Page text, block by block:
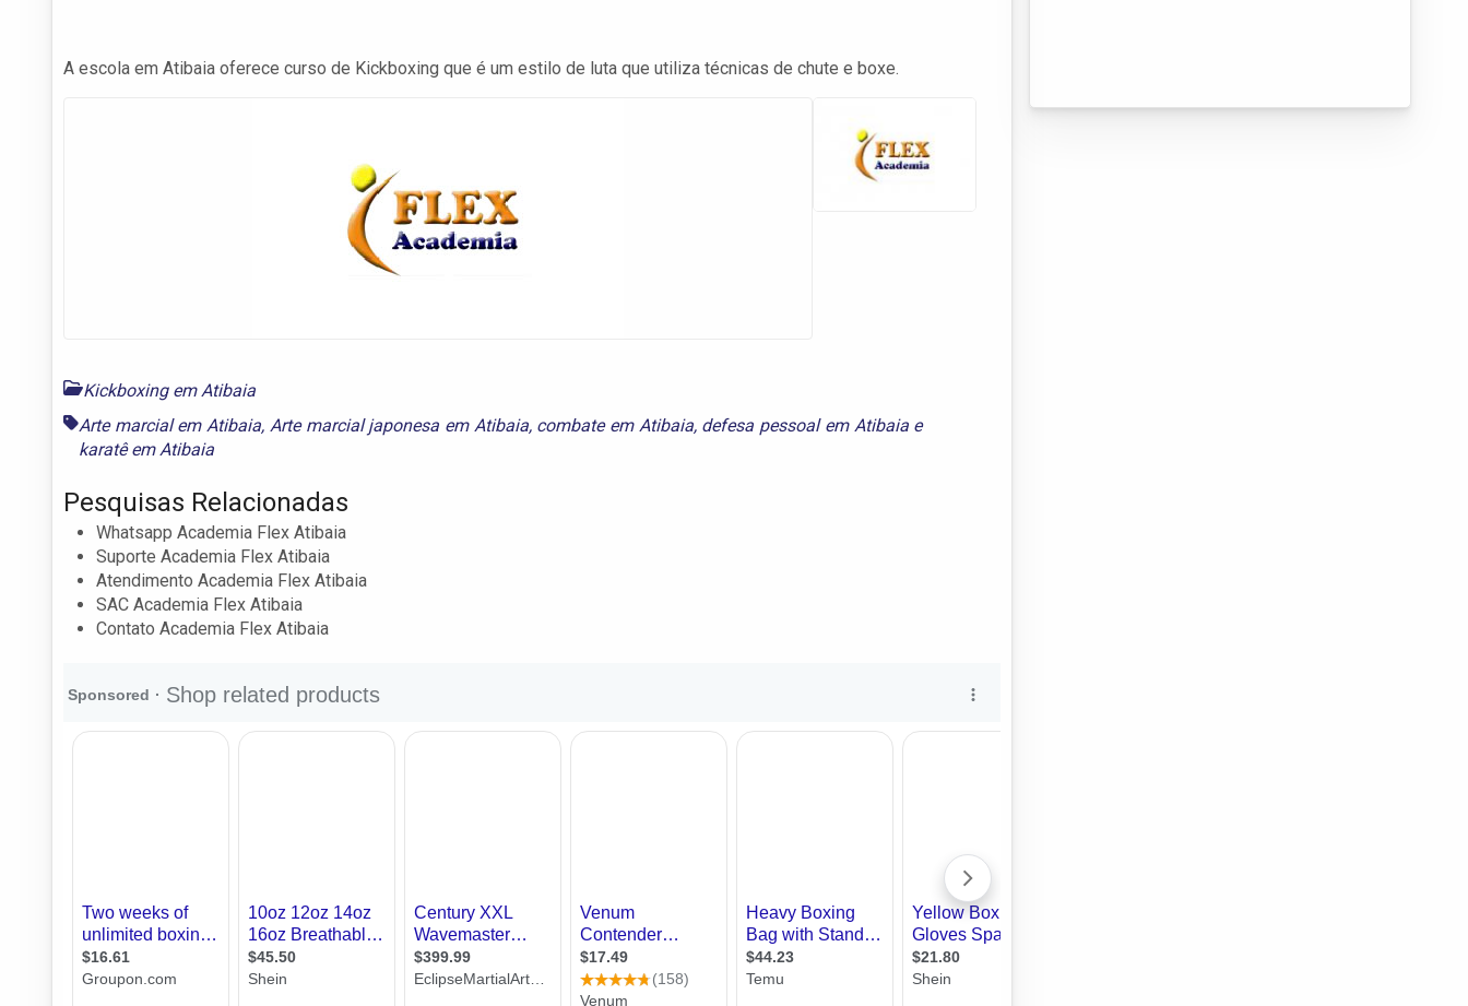
A escola em Atibaia oferece curso de Kickboxing que é um estilo de luta que utiliza técnicas de chute e boxe.
Kickboxing em Atibaia
Arte marcial em Atibaia, Arte marcial japonesa em Atibaia, combate em Atibaia, defesa pessoal em Atibaiae
karatê em Atibaia
Pesquisas Relacionadas
Whatsapp Academia Flex Atibaia
Suporte Academia Flex Atibaia
Atendimento Academia Flex Atibaia
SAC Academia Flex Atibaia
Contato Academia Flex Atibaia